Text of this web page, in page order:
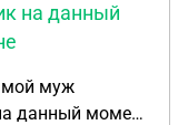
на данный
мой муж
данный момент